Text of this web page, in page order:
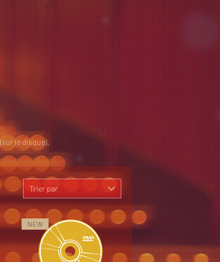
le disque).
Trier par
NEW